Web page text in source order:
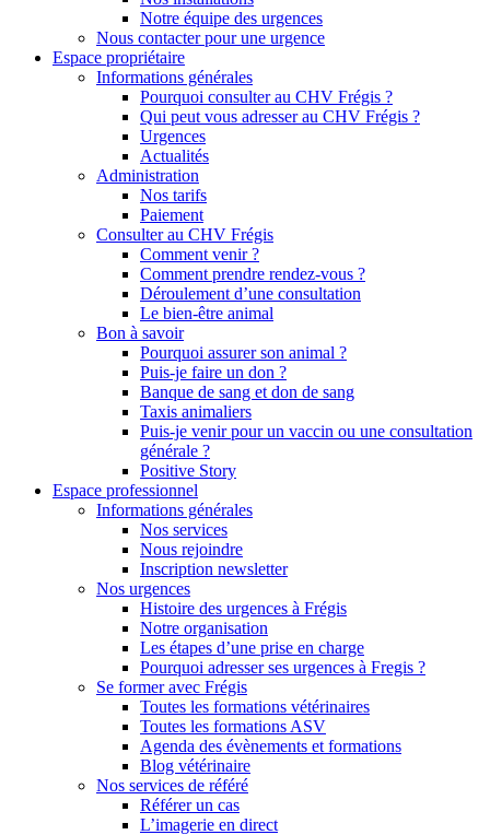
Notre équipe des urgences
Nous contacter pour une urgence
Espace propriétaire
Informations générales
Pourquoi consulter au CHV Frégis ?
Qui peut vous adresser au CHV Frégis ?
Urgences
Actualités
Administration
Nos tarifs
Paiement
Consulter au CHV Frégis
Comment venir ?
Comment prendre rendez-vous ?
Déroulement d’une consultation
Le bien-être animal
Bon à savoir
Pourquoi assurer son animal ?
Puis-je faire un don ?
Banque de sang et don de sang
Taxis animaliers
Puis-je venir pour un vaccin ou une consultation
générale ?
Positive Story
Espace professionnel
Informations générales
Nos services
Nous rejoindre
Inscription newsletter
Nos urgences
Histoire des urgences à Frégis
Notre organisation
Les étapes d’une prise en charge
Pourquoi adresser ses urgences à Fregis ?
Se former avec Frégis
Toutes les formations vétérinaires
Toutes les formations ASV
Agenda des évènements et formations
Blog vétérinaire
Nos services de référé
Référer un cas
L’imagerie en direct